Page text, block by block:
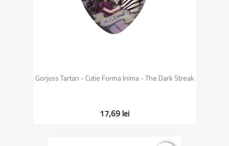
Gorjuss Tartan - Cutie Forma Inima - The Dark Streak
17,69 lei